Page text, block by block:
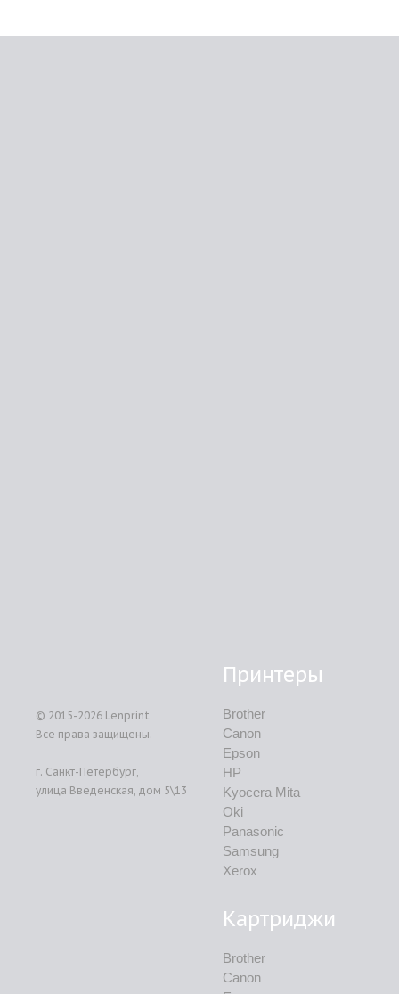
© 2015-2026 Lenprint
Все права защищены.
г. Санкт-Петербург,
улица Введенская, дом 5\13
Принтеры
Brother
Canon
Epson
HP
Kyocera Mita
Oki
Panasonic
Samsung
Xerox
Картриджи
Brother
Canon